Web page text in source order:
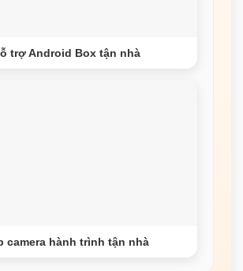
trợ Android Box tận nhà
camera hành trình tận nhà